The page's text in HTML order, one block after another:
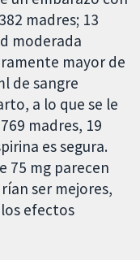
madres; 13
moderada
mayor de
de sangre
a lo que se le
madres, 19
es segura.
75 mg parecen
ser mejores,
efectos